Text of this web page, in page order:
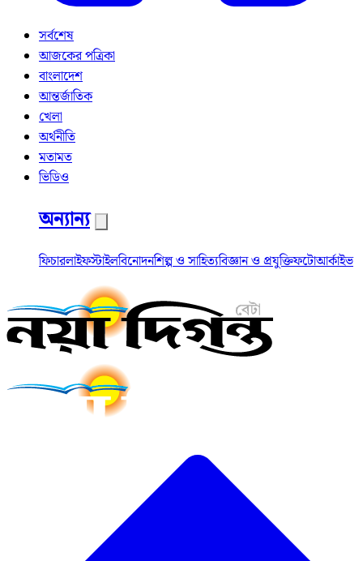
সর্বশেষ
আজকের পত্রিকা
বাংলাদেশ
আন্তর্জাতিক
খেলা
অর্থনীতি
মতামত
ভিডিও
অন্যান্য
ফিচারলাইফস্টাইলবিনোদনশিল্প ও সাহিত্যবিজ্ঞান ও প্রযুক্তিফটোআর্কাইভ